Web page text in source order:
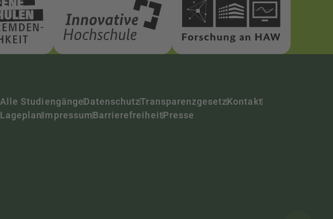
Alle StudiengängeDatenschutzTransparenzgesetzKontakt
LageplanImpressumBarrierefreiheitPresse